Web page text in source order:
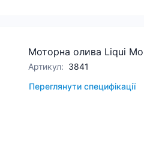
Моторна олива Liqui
Артикул: 3841
Переглянути специфікації